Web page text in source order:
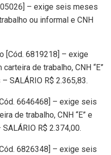
– exige seis meses
ou informal e CNH
[Cód. 6819218] – exige
de trabalho, CNH “E”
SALÁRIO R$ 2.365,83.
6646468] – exige seis
de trabalho, CNH “E” e
R$ 2.374,00.
6826348] – exige seis